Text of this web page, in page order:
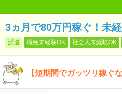
3ヵ月で80万円稼ぐ！未
派遣 職種未経験OK 社会人未経験OK
【短期間でガッツリ稼ぐ